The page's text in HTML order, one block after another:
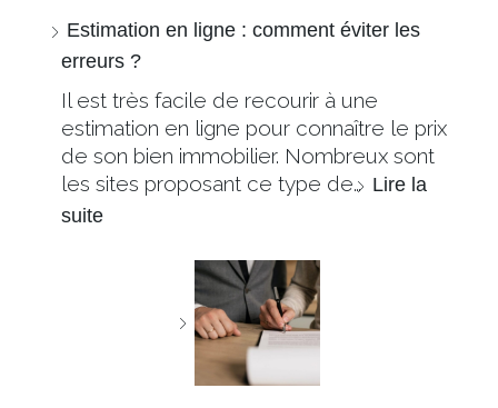
Estimation en ligne : comment éviter les
erreurs ?
Il est très facile de recourir à une
estimation en ligne pour connaître le prix
de son bien immobilier. Nombreux sont
les sites proposant ce type de… Lire la
suite